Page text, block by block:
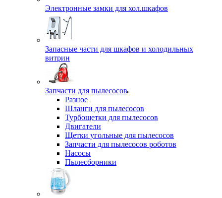
Электронные замки для хол.шкафов
Запасные части для шкафов и холодильных
витрин
Запчасти для пылесосов
Разное
Шланги для пылесосов
Турбощетки для пылесосов
Двигатели
Щетки угольные для пылесосов
Запчасти для пылесосов роботов
Насосы
Пылесборники